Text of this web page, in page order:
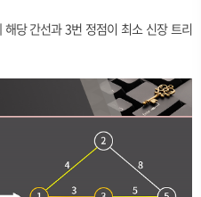
당 간선과 3번 정점이 최소 신장 트리